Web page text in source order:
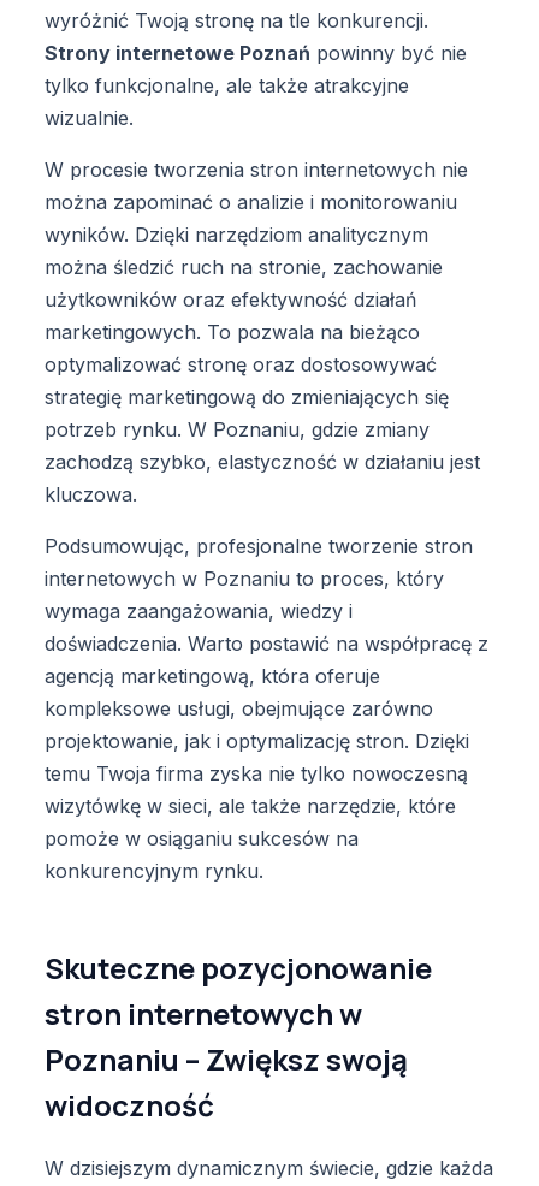
wyróżnić Twoją stronę na tle konkurencji.
Strony internetowe Poznań powinny być nie
tylko funkcjonalne, ale także atrakcyjne
wizualnie.
W procesie tworzenia stron internetowych nie
można zapominać o analizie i monitorowaniu
wyników. Dzięki narzędziom analitycznym
można śledzić ruch na stronie, zachowanie
użytkowników oraz efektywność działań
marketingowych. To pozwala na bieżąco
optymalizować stronę oraz dostosowywać
strategię marketingową do zmieniających się
potrzeb rynku. W Poznaniu, gdzie zmiany
zachodzą szybko, elastyczność w działaniu jest
kluczowa.
Podsumowując, profesjonalne tworzenie stron
internetowych w Poznaniu to proces, który
wymaga zaangażowania, wiedzy i
doświadczenia. Warto postawić na współpracę z
agencją marketingową, która oferuje
kompleksowe usługi, obejmujące zarówno
projektowanie, jak i optymalizację stron. Dzięki
temu Twoja firma zyska nie tylko nowoczesną
wizytówkę w sieci, ale także narzędzie, które
pomoże w osiąganiu sukcesów na
konkurencyjnym rynku.
Skuteczne pozycjonowanie
stron internetowych w
Poznaniu – Zwiększ swoją
widoczność
W dzisiejszym dynamicznym świecie, gdzie każda